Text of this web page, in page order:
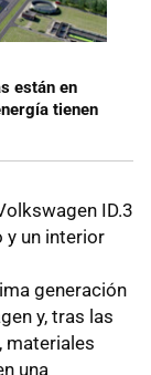
están en
tienen
ID.3
y un interior
generación
y, tras las
materiales
una